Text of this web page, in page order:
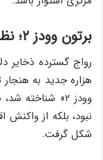
برتون وودز ۲؛ نظامی که چین ساخت
رواج گسترده ذخایر
هزاره جدید به
وودز ۲»
شکل گرفت.